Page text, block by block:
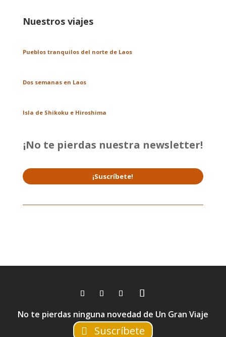
Nuestros viajes
Pueblos tranquilos del norte de Laos
Dos semanas en Laos
Isla de Shikoku e Hiroshima
¡No te pierdas nuestra newsletter!
¡Suscríbete!
No te pierdas ninguna novedad de Un Gran Viaje
Suscríbete